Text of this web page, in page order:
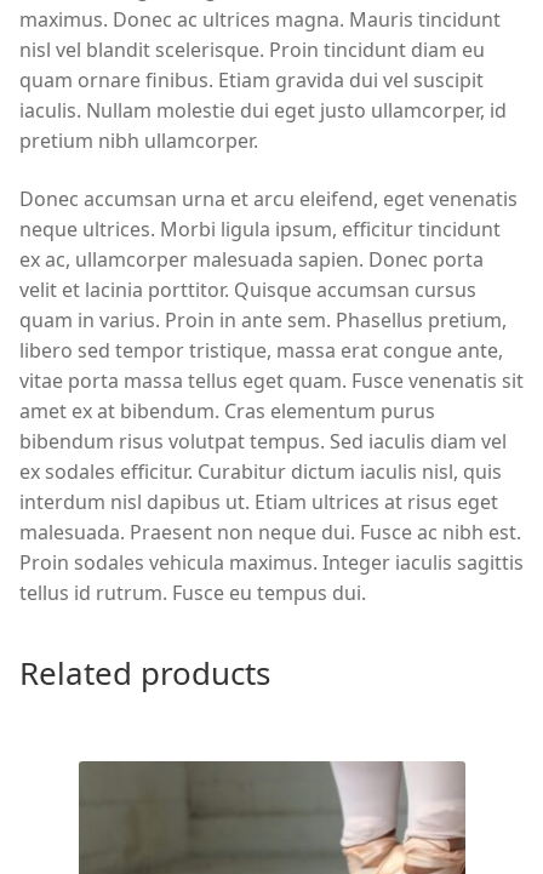
maximus. Donec ac ultrices magna. Mauris tincidunt
nisl vel blandit scelerisque. Proin tincidunt diam eu
quam ornare finibus. Etiam gravida dui vel suscipit
iaculis. Nullam molestie dui eget justo ullamcorper, id
pretium nibh ullamcorper.
Donec accumsan urna et arcu eleifend, eget venenatis
neque ultrices. Morbi ligula ipsum, efficitur tincidunt
ex ac, ullamcorper malesuada sapien. Donec porta
velit et lacinia porttitor. Quisque accumsan cursus
quam in varius. Proin in ante sem. Phasellus pretium,
libero sed tempor tristique, massa erat congue ante,
vitae porta massa tellus eget quam. Fusce venenatis sit
amet ex at bibendum. Cras elementum purus
bibendum risus volutpat tempus. Sed iaculis diam vel
ex sodales efficitur. Curabitur dictum iaculis nisl, quis
interdum nisl dapibus ut. Etiam ultrices at risus eget
malesuada. Praesent non neque dui. Fusce ac nibh est.
Proin sodales vehicula maximus. Integer iaculis sagittis
tellus id rutrum. Fusce eu tempus dui.
Related products